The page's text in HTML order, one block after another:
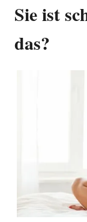
Sie ist
das?